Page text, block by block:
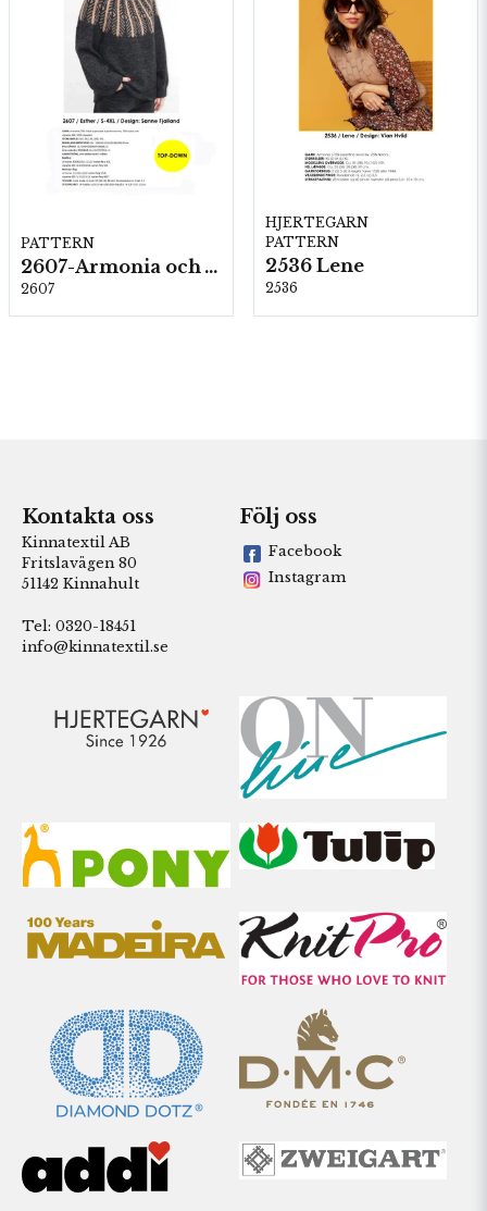
PATTERN
2607-Armonia och Alpaca 400
2607
HJERTEGARN
PATTERN
2536 Lene
2536
Kontakta oss
Kinnatextil AB
Fritslavägen 80
51142 Kinnahult
Tel: 0320-18451
info@kinnatextil.se
Följ oss
Facebook
Instagram